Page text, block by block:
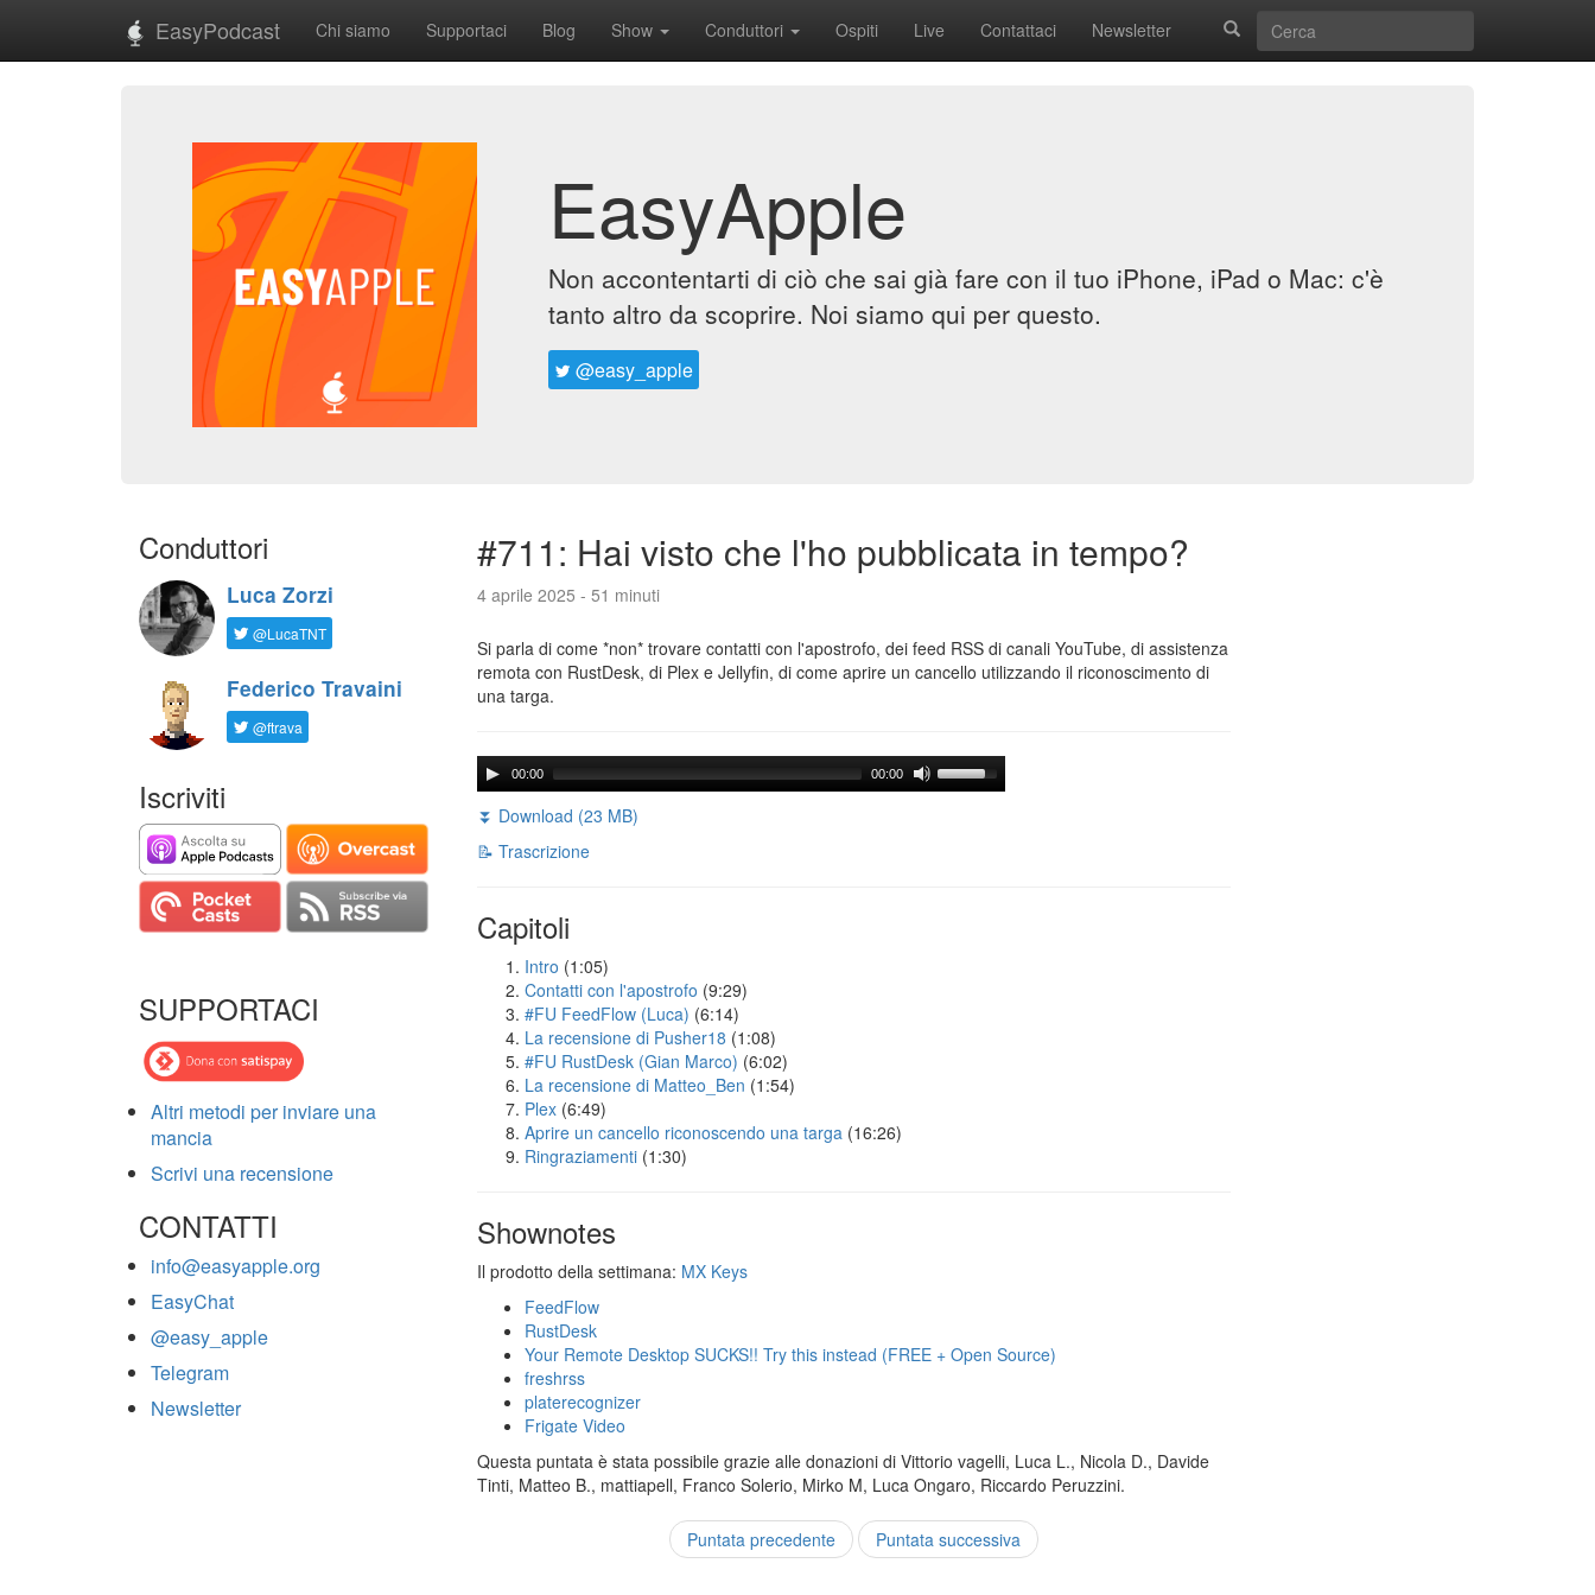
EasyPodcast Chi siamo Supportaci Blog Show Conduttori Ospiti Live Contattaci Newsletter
EasyApple
Non accontentarti di ciò che sai già fare con il tuo iPhone, iPad o Mac: c'è
tanto altro da scoprire. Noi siamo qui per questo.
@easy_apple
Conduttori
Luca Zorzi
@LucaTNT
Federico Travaini
@ftrava
Iscriviti
SUPPORTACI
Altri metodi per inviare una
mancia
Scrivi una recensione
CONTATTI
info@easyapple.org
EasyChat
@easy_apple
Telegram
Newsletter
#711: Hai visto che l'ho pubblicata in tempo?
4 aprile 2025 - 51 minuti
Si parla di come *non* trovare contatti con l'apostrofo, dei feed RSS di canali YouTube, di assistenza
remota con RustDesk, di Plex e Jellyfin, di come aprire un cancello utilizzando il riconoscimento di
una targa.
00:00 00:00
⏬ Download (23 MB)
📝 Trascrizione
Capitoli
Intro (1:05)
Contatti con l'apostrofo (9:29)
#FU FeedFlow (Luca) (6:14)
La recensione di Pusher18 (1:08)
#FU RustDesk (Gian Marco) (6:02)
La recensione di Matteo_Ben (1:54)
Plex (6:49)
Aprire un cancello riconoscendo una targa (16:26)
Ringraziamenti (1:30)
Shownotes
Il prodotto della settimana: MX Keys
FeedFlow
RustDesk
Your Remote Desktop SUCKS!! Try this instead (FREE + Open Source)
freshrss
platerecognizer
Frigate Video
Questa puntata è stata possibile grazie alle donazioni di Vittorio vagelli, Luca L., Nicola D., Davide
Tinti, Matteo B., mattiapell, Franco Solerio, Mirko M, Luca Ongaro, Riccardo Peruzzini.
Puntata precedente Puntata successiva